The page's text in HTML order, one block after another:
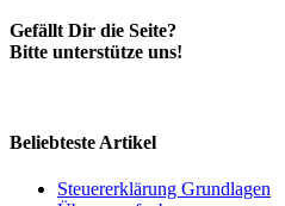
Gefällt Dir die Seite?
Bitte unterstütze uns!
Beliebteste Artikel
Steuererklärung Grundlagen